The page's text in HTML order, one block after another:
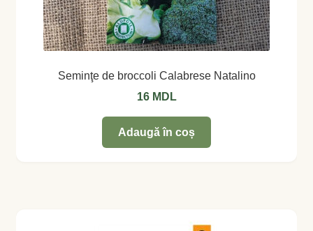
Seminţe de broccoli Calabrese Natalino
16 MDL
Adaugă în coș